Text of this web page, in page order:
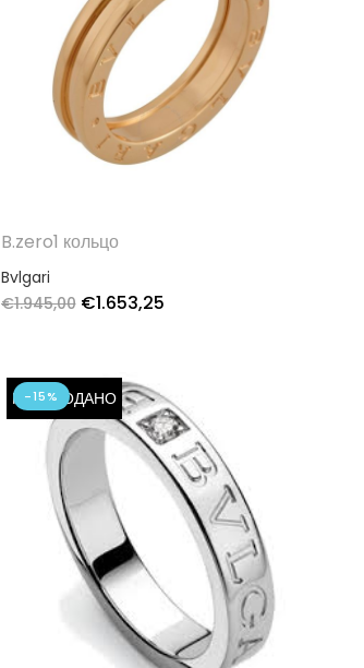
B.zero1 кольцо
Bvlgari
€1.945,00 €1.653,25
-15%
РАСПРОДАНО